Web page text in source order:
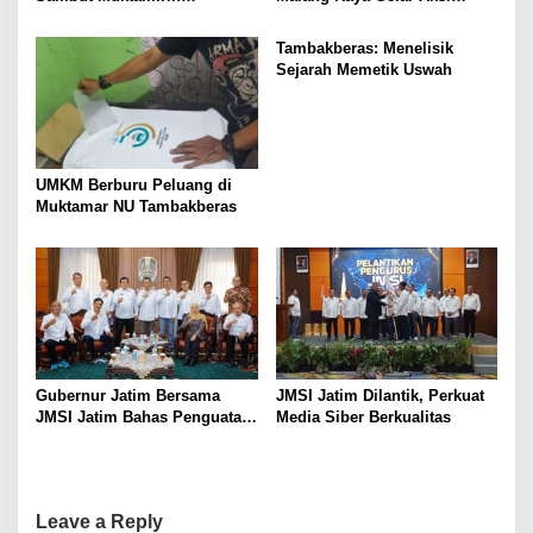
Ireng”
UMKM Berburu Peluang di
Muktamar NU Tambakberas
Tambakberas: Menelisik
Sejarah Memetik Uswah
Gubernur Jatim Bersama
JMSI Jatim Bahas Penguatan
JMSI Jatim Dilantik, Perkuat
Media Siber Berkualitas
Leave a Reply